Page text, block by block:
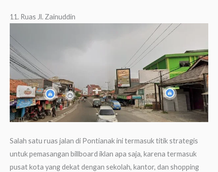
11. Ruas Jl. Zainuddin
Salah satu ruas jalan di Pontianak ini termasuk titik strategis
untuk pemasangan billboard iklan apa saja, karena termasuk
pusat kota yang dekat dengan sekolah, kantor, dan shopping